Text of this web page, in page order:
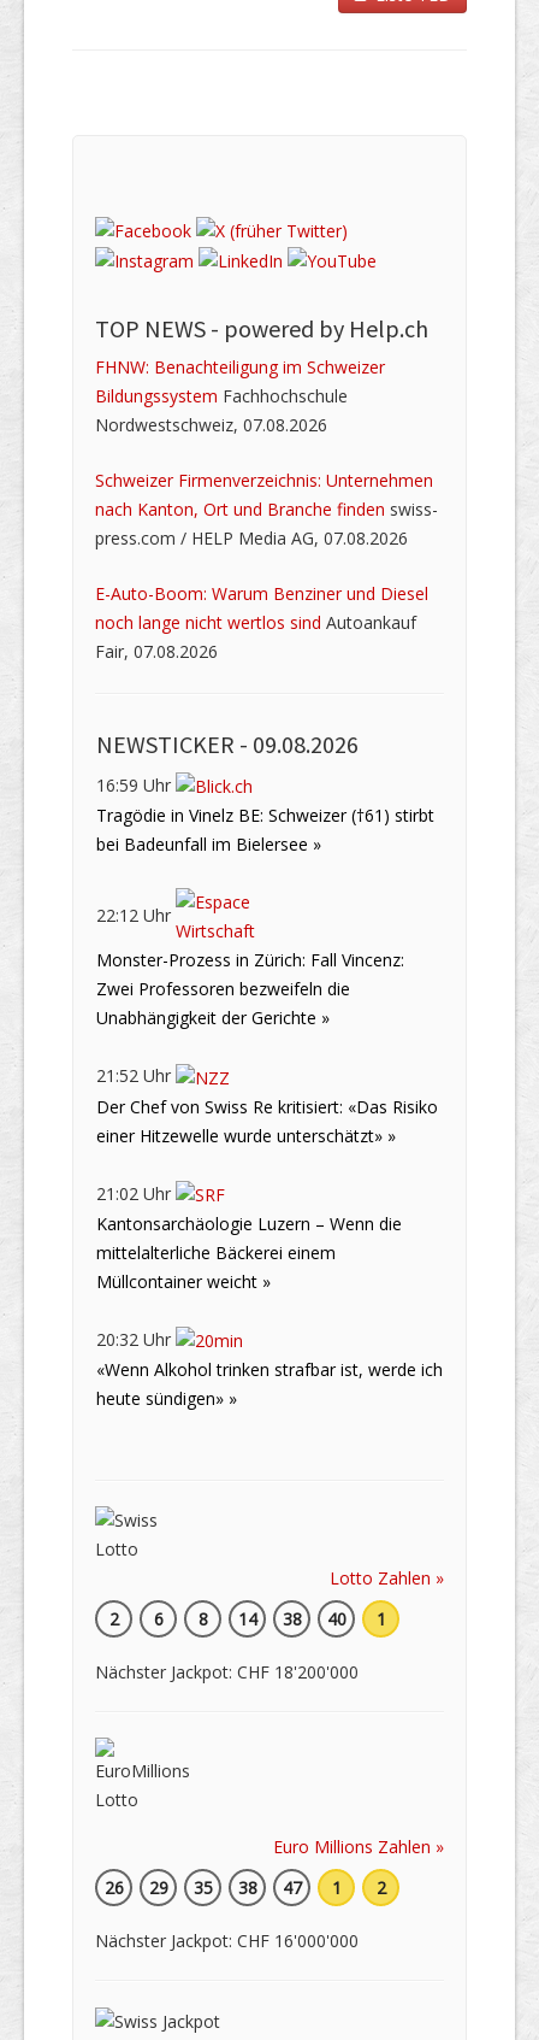
TOP NEWS - powered by Help.ch
FHNW: Benachteiligung im Schweizer
Bildungssystem Fachhochschule
Nordwestschweiz, 07.08.2026
Schweizer Firmenverzeichnis: Unternehmen
nach Kanton, Ort und Branche finden swiss-
press.com / HELP Media AG, 07.08.2026
E-Auto-Boom: Warum Benziner und Diesel
noch lange nicht wertlos sind Autoankauf
Fair, 07.08.2026
NEWSTICKER - 09.08.2026
16:59 Uhr
Tragödie in Vinelz BE: Schweizer (†61) stirbt
bei Badeunfall im Bielersee »
22:12 Uhr
Monster-Prozess in Zürich: Fall Vincenz:
Zwei Professoren bezweifeln die
Unabhängigkeit der Gerichte »
21:52 Uhr
Der Chef von Swiss Re kritisiert: «Das Risiko
einer Hitzewelle wurde unterschätzt» »
21:02 Uhr
Kantonsarchäologie Luzern – Wenn die
mittelalterliche Bäckerei einem
Müllcontainer weicht »
20:32 Uhr
«Wenn Alkohol trinken strafbar ist, werde ich
heute sündigen» »
Lotto Zahlen »
2
6 8 14 38 40 1
Nächster Jackpot: CHF 18'200'000
Euro Millions Zahlen »
26
29 35 38 47 1 2
Nächster Jackpot: CHF 16'000'000